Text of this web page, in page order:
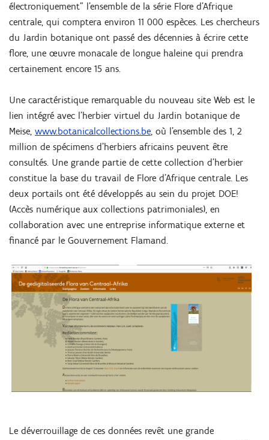
électroniquement” l’ensemble de la série Flore d’Afrique
centrale, qui comptera environ 11 000 espèces. Les chercheurs
du Jardin botanique ont passé des décennies à écrire cette
flore, une œuvre monacale de longue haleine qui prendra
certainement encore 15 ans.
Une caractéristique remarquable du nouveau site Web est le
lien intégré avec l’herbier virtuel du Jardin botanique de
Meise, www.botanicalcollections.be, où l’ensemble des 1, 2
million de spécimens d’herbiers africains peuvent être
consultés. Une grande partie de cette collection d'herbier
constitue la base du travail de Flore d'Afrique centrale. Les
deux portails ont été développés au sein du projet DOE!
(Accès numérique aux collections patrimoniales), en
collaboration avec une entreprise informatique externe et
financé par le Gouvernement Flamand.
Le déverrouillage de ces données revêt une grande